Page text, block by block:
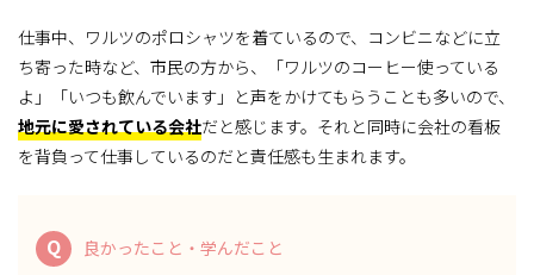
仕事中、ワルツのポロシャツを着ているので、コンビニなどに立
ち寄った時など、市民の方から、「ワルツのコーヒー使っている
よ」「いつも飲んでいます」と声をかけてもらうことも多いので、
地元に愛されている会社だと感じます。それと同時に会社の看板
を背負って仕事しているのだと責任感も生まれます。
Q 良かったこと・学んだこと